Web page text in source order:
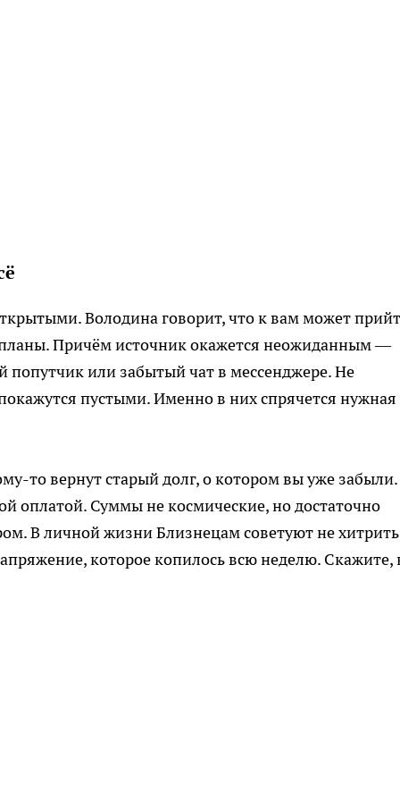
Володина говорит, что к вам может
планы. Причём источник окажется неожиданным —
или забытый чат в мессенджере. Не
пустыми. Именно в них спрячется нужная
то вернут старый долг, о котором вы уже забыли.
оплатой. Суммы не космические, но достаточно
В личной жизни Близнецам советуют не
которое копилось всю неделю. Скажите,